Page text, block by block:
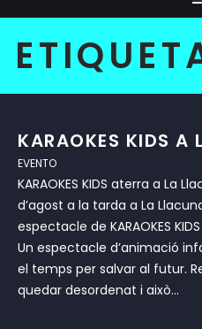
KARAOKES KIDS A
EVENTO
KARAOKES KIDS aterra a La
d’agost a la tarda a La
espectacle de KARAOKES
Un espectacle d’animació
el temps per salvar al futur.
quedar desordenat i això...